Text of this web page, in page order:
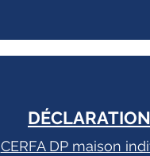
CERFA DP maison